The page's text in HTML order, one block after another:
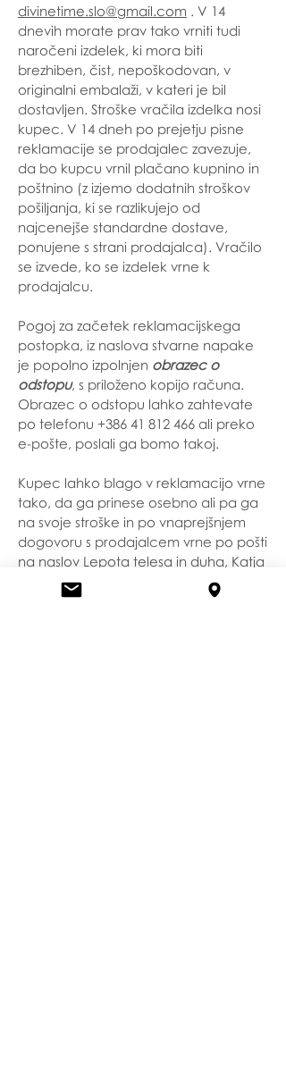
divinetime.slo@gmail.com . V 14
dnevih morate prav tako vrniti tudi
naročeni izdelek, ki mora biti
brezhiben, čist, nepoškodovan, v
originalni embalaži, v kateri je bil
dostavljen. Stroške vračila izdelka nosi
kupec. V 14 dneh po prejetju pisne
reklamacije se prodajalec zavezuje,
da bo kupcu vrnil plačano kupnino in
poštnino (z izjemo dodatnih stroškov
pošiljanja, ki se razlikujejo od
najcenejše standardne dostave,
ponujene s strani prodajalca). Vračilo
se izvede, ko se izdelek vrne k
prodajalcu.
Pogoj za začetek reklamacijskega
postopka, iz naslova stvarne napake
je popolno izpolnjen obrazec o
odstopu, s priloženo kopijo računa.
Obrazec o odstopu lahko zahtevate
po telefonu +386 41 812 466 ali preko
e-pošte, poslali ga bomo takoj.
Kupec lahko blago v reklamacijo vrne
tako, da ga prinese osebno ali pa ga
na svoje stroške in po vnaprejšnjem
dogovoru s prodajalcem vrne po pošti
na naslov Lepota telesa in duha, Katja
Gaber Vodopivec s.p., Podljubelj 240,
4290 Tržič.